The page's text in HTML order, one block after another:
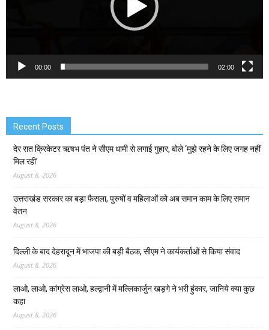
00:00 02:00
Recent Posts
देर रात क्रिकेटर ऋषभ पंत ने सीएम धामी से लगाई गुहार, बोले ‘मुझे रहने के लिए जगह नहीं
मिल रही’
August 8, 2026
उत्तराखंड सरकार का बड़ा फैसला, पुरुषों व महिलाओं को अब समान काम के लिए समान
वेतन
August 8, 2026
दिल्ली के बाद देहरादून में भाजपा की बड़ी बैठक, सीएम ने कार्यकर्ताओं से किया संवाद
August 8, 2026
लाओ, लाओ, कांग्रेस लाओ, हल्द्वानी में मल्लिकार्जुन खड़गे ने भरी हुंकार, जानिये क्या कुछ
कहा
August 8, 2026